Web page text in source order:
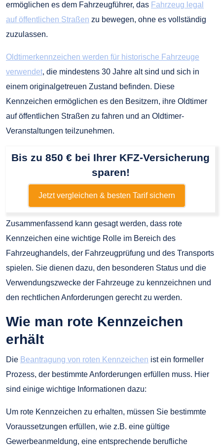
ermöglichen es dem Fahrzeugführer, das Fahrzeug legal
auf öffentlichen Straßen zu bewegen, ohne es vollständig
zuzulassen.
Oldtimerkennzeichen werden für historische Fahrzeuge
verwendet, die mindestens 30 Jahre alt sind und sich in
einem originalgetreuen Zustand befinden. Diese
Kennzeichen ermöglichen es den Besitzern, ihre Oldtimer
auf öffentlichen Straßen zu fahren und an Oldtimer-
Veranstaltungen teilzunehmen.
Bis zu 850 € bei Ihrer KFZ-Versicherung
sparen!
Jetzt vergleichen & besten Tarif sichern
Zusammenfassend kann gesagt werden, dass rote
Kennzeichen eine wichtige Rolle im Bereich des
Fahrzeughandels, der Fahrzeugprüfung und des Transports
spielen. Sie dienen dazu, den besonderen Status und die
Verwendungszwecke der Fahrzeuge zu kennzeichnen und
den rechtlichen Anforderungen gerecht zu werden.
Wie man rote Kennzeichen
erhält
Die Beantragung von roten Kennzeichen ist ein formeller
Prozess, der bestimmte Anforderungen erfüllen muss. Hier
sind einige wichtige Informationen dazu:
Um rote Kennzeichen zu erhalten, müssen Sie bestimmte
Voraussetzungen erfüllen, wie z.B. eine gültige
Gewerbeanmeldung, eine entsprechende berufliche